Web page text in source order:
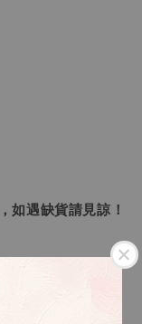
如遇缺貨請見諒！
前請三思與看清